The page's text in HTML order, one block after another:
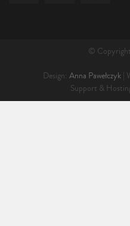
©
Design: Anna Pawełczyk |
Support &